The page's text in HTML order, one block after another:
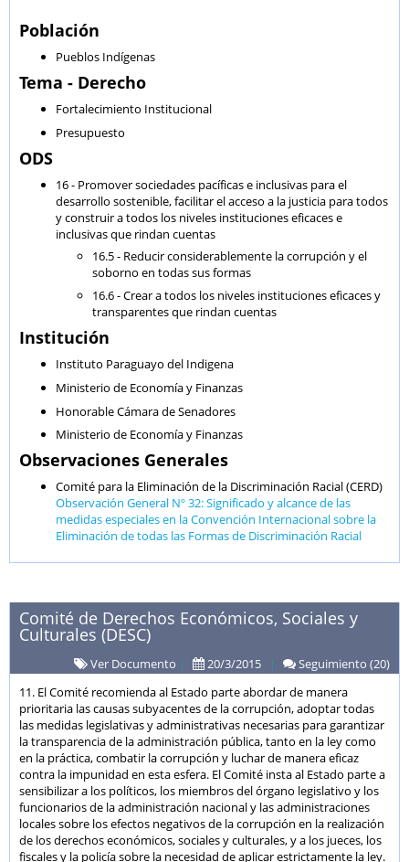
Población
Pueblos Indígenas
Tema - Derecho
Fortalecimiento Institucional
Presupuesto
ODS
16 - Promover sociedades pacíficas e inclusivas para el
desarrollo sostenible, facilitar el acceso a la justicia para todos
y construir a todos los niveles instituciones eficaces e
inclusivas que rindan cuentas
16.5 - Reducir considerablemente la corrupción y el
soborno en todas sus formas
16.6 - Crear a todos los niveles instituciones eficaces y
transparentes que rindan cuentas
Institución
Instituto Paraguayo del Indigena
Ministerio de Economía y Finanzas
Honorable Cámara de Senadores
Ministerio de Economía y Finanzas
Observaciones Generales
Comité para la Eliminación de la Discriminación Racial (CERD)
Observación General Nº 32: Significado y alcance de las
medidas especiales en la Convención Internacional sobre la
Eliminación de todas las Formas de Discriminación Racial
Comité de Derechos Económicos, Sociales y
Culturales (DESC)
Ver Documento | 20/3/2015 |
Seguimiento (20)
11. El Comité recomienda al Estado parte abordar de manera
prioritaria las causas subyacentes de la corrupción, adoptar todas
las medidas legislativas y administrativas necesarias para garantizar
la transparencia de la administración pública, tanto en la ley como
en la práctica, combatir la corrupción y luchar de manera eficaz
contra la impunidad en esta esfera. El Comité insta al Estado parte a
sensibilizar a los políticos, los miembros del órgano legislativo y los
funcionarios de la administración nacional y las administraciones
locales sobre los efectos negativos de la corrupción en la realización
de los derechos económicos, sociales y culturales, y a los jueces, los
fiscales y la policía sobre la necesidad de aplicar estrictamente la ley.